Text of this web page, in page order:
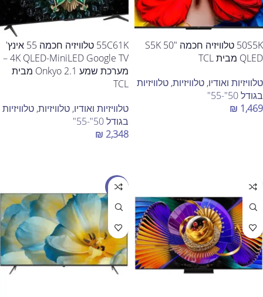
50S5K טלוויזיה חכמה "50 S5K
QLED מבית TCL
טלוויזיות ואודיו, טלוויזיות, טלוויזיות
בגודל 50"-55"
₪ 1,469
55C61K טלוויזיה חכמה 55 אינץ'
4K QLED-MiniLED Google TV –
מערכת שמע Onkyo 2.1 מבית
TCL
טלוויזיות ואודיו, טלוויזיות, טלוויזיות
בגודל 50"-55"
₪ 2,348
מבצע